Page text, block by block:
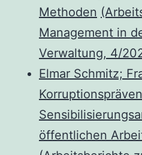
Methoden
Management in
Verwaltung, 4/
Elmar Schmitz;
öffentlichen